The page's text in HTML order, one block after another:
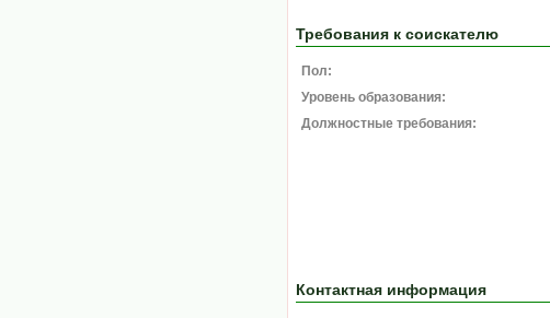
Требования к соискателю
Пол:
Уровень образования:
Должностные требования:
Контактная информация